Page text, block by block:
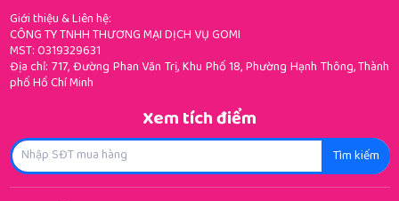
Giới thiệu & Liên hệ:
CÔNG TY TNHH THƯƠNG MẠI DỊCH VỤ GOMI
MST: 0319329631
Địa chỉ: 717, Đường Phan Văn Trị, Khu Phố 18, Phường Hạnh Thông, Thành
phố Hồ Chí Minh
Xem tích điểm
Tìm kiếm